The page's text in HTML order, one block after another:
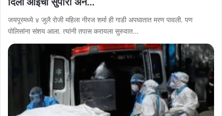
जयपूरमध्ये ४ जुलै रोजी महिला नीरज शर्मा ही गाडी अपघातात मरण पावली. पण
पोलिसांना संशय आला. त्यांनी तपास करायला सुरुवात…